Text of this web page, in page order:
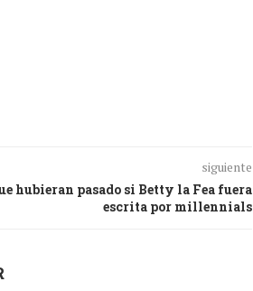
siguiente
hubieran pasado si Betty la Fea fuera
escrita por millennials